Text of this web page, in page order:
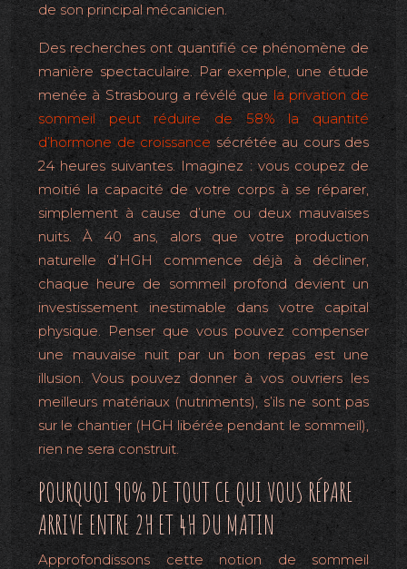
de son principal mécanicien.
Des recherches ont quantifié ce phénomène de
manière spectaculaire. Par exemple, une étude
menée à Strasbourg a révélé que la privation de
sommeil peut réduire de 58% la quantité
d’hormone de croissance sécrétée au cours des
24 heures suivantes. Imaginez : vous coupez de
moitié la capacité de votre corps à se réparer,
simplement à cause d’une ou deux mauvaises
nuits. À 40 ans, alors que votre production
naturelle d’HGH commence déjà à décliner,
chaque heure de sommeil profond devient un
investissement inestimable dans votre capital
physique. Penser que vous pouvez compenser
une mauvaise nuit par un bon repas est une
illusion. Vous pouvez donner à vos ouvriers les
meilleurs matériaux (nutriments), s’ils ne sont pas
sur le chantier (HGH libérée pendant le sommeil),
rien ne sera construit.
POURQUOI 90% DE TOUT CE QUI VOUS RÉPARE
ARRIVE ENTRE 2H ET 4H DU MATIN
Approfondissons cette notion de sommeil